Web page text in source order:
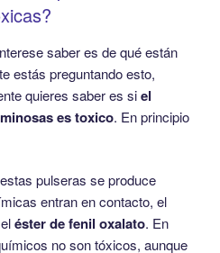
saber es de qué están
estás preguntando esto,
quieres saber es siel
es toxico. En principio
pulseras se produce
entran en contacto, el
éster de fenil oxalato. En
no son tóxicos, aunque